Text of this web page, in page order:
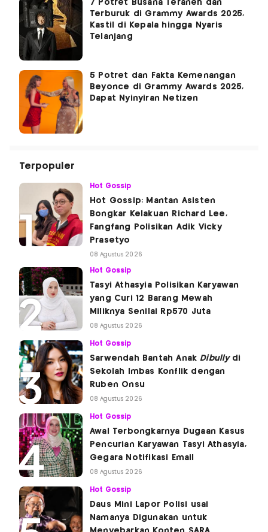
7 Potret Busana Teraneh dan
Terburuk di Grammy Awards 2025,
Kastil di Kepala hingga Nyaris
Telanjang
5 Potret dan Fakta Kemenangan
Beyonce di Grammy Awards 2025,
Dapat Nyinyiran Netizen
Terpopuler
Hot Gossip
Hot Gossip: Mantan Asisten
Bongkar Kelakuan Richard Lee,
Fangfang Polisikan Adik Vicky
Prasetyo
08 Agustus 2026
Hot Gossip
Tasyi Athasyia Polisikan Karyawan
yang Curi 12 Barang Mewah
Miliknya Senilai Rp570 Juta
08 Agustus 2026
Hot Gossip
Sarwendah Bantah Anak Dibullydi
Sekolah Imbas Konflik dengan
Ruben Onsu
08 Agustus 2026
Hot Gossip
Awal Terbongkarnya Dugaan Kasus
Pencurian Karyawan Tasyi Athasyia,
Gegara Notifikasi Email
08 Agustus 2026
Hot Gossip
Daus Mini Lapor Polisi usai
Namanya Digunakan untuk